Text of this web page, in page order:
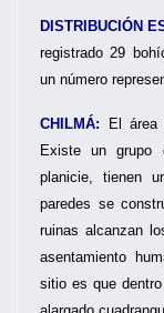
DISTRIBUCIÓN
registrado 29
un número
CHILMÁ: El área
Existe un grupo
planicie, tienen
paredes se
ruinas alcanzan
asentamiento
sitio es que